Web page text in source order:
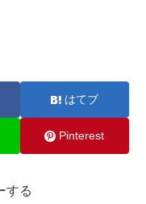
はてブ
Pinterest
する